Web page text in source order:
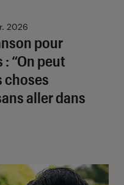
pour
: “On peut
choses
aller dans
2026